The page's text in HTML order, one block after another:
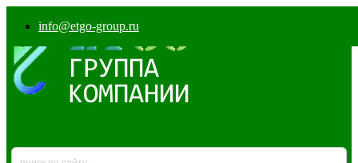
info@etgo-group.ru